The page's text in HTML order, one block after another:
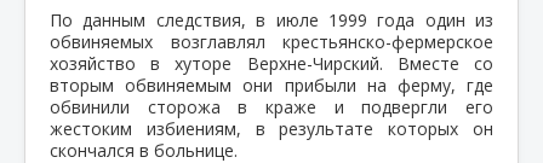
По данным следствия, в июле 1999 года один из
обвиняемых возглавлял крестьянско-фермерское
хозяйство в хуторе Верхне-Чирский. Вместе со
вторым обвиняемым они прибыли на ферму, где
обвинили сторожа в краже и подвергли его
жестоким избиениям, в результате которых он
скончался в больнице.